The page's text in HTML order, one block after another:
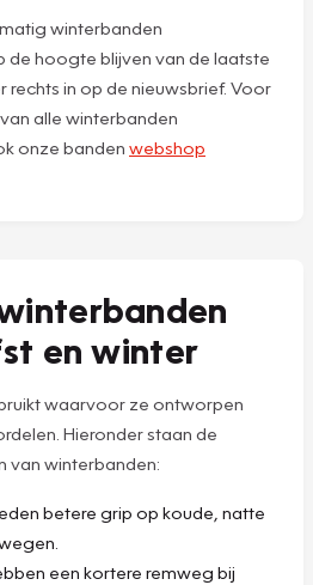
winterbanden
de hoogte blijven van de laatste
rechts in op de nieuwsbrief. Voor
alle winterbanden
onze banden webshop
en winter
waarvoor ze ontworpen
Hieronder staan de
van winterbanden:
betere grip op koude, natte
een kortere remweg bij